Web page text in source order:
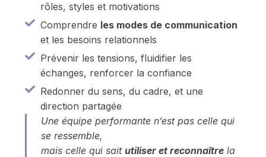
rôles, styles et motivations
Comprendre les modes de communication
et les besoins relationnels
Prévenir les tensions, fluidifier les
échanges, renforcer la confiance
Redonner du sens, du cadre, et une
direction partagée
Une équipe performante n’est pas celle qui
se ressemble,
mais celle qui sait utiliser et reconnaître la